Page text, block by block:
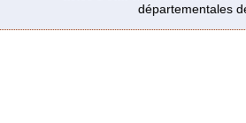
départementales